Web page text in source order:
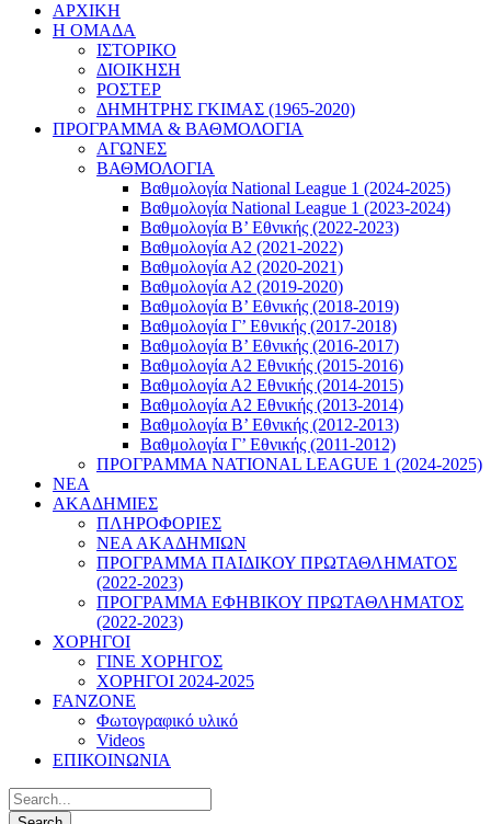
ΑΡΧΙΚΗ
Η ΟΜΑΔΑ
ΙΣΤΟΡΙΚΟ
ΔΙΟΙΚΗΣΗ
ΡΟΣΤΕΡ
ΔΗΜΗΤΡΗΣ ΓΚΙΜΑΣ (1965-2020)
ΠΡΟΓΡΑΜΜΑ & ΒΑΘΜΟΛΟΓΙΑ
ΑΓΩΝΕΣ
ΒΑΘΜΟΛΟΓΙΑ
Βαθμολογία National League 1 (2024-2025)
Βαθμολογία National League 1 (2023-2024)
Βαθμολογία Β’ Εθνικής (2022-2023)
Βαθμολογία Α2 (2021-2022)
Βαθμολογία Α2 (2020-2021)
Βαθμολογία Α2 (2019-2020)
Βαθμολογία B’ Εθνικής (2018-2019)
Βαθμολογία Γ’ Εθνικής (2017-2018)
Βαθμολογία Β’ Εθνικής (2016-2017)
Βαθμολογία Α2 Εθνικής (2015-2016)
Βαθμολογία Α2 Εθνικής (2014-2015)
Βαθμολογία Α2 Εθνικής (2013-2014)
Βαθμολογία Β’ Εθνικής (2012-2013)
Βαθμολογία Γ’ Εθνικής (2011-2012)
ΠΡΟΓΡΑΜΜΑ NATIONAL LEAGUE 1 (2024-2025)
ΝΕΑ
ΑΚΑΔΗΜΙΕΣ
ΠΛΗΡΟΦΟΡΙΕΣ
ΝΕΑ ΑΚΑΔΗΜΙΩΝ
ΠΡΟΓΡΑΜΜΑ ΠΑΙΔΙΚΟΥ ΠΡΩΤΑΘΛΗΜΑΤΟΣ
(2022-2023)
ΠΡΟΓΡΑΜΜΑ ΕΦΗΒΙΚΟΥ ΠΡΩΤΑΘΛΗΜΑΤΟΣ
(2022-2023)
ΧΟΡΗΓΟΙ
ΓΙΝΕ ΧΟΡΗΓΟΣ
ΧΟΡΗΓΟΙ 2024-2025
FANZONE
Φωτογραφικό υλικό
Videos
ΕΠΙΚΟΙΝΩΝΙΑ